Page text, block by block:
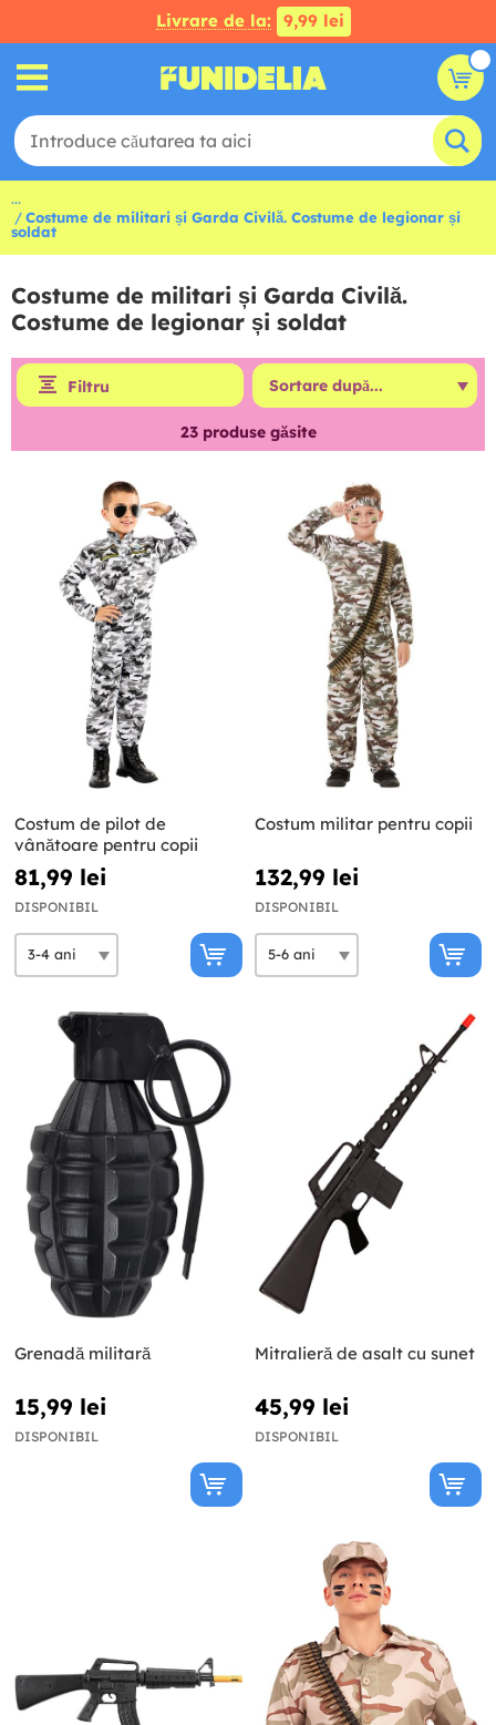
Livrare de la: 9,99 lei
...
Costume de militari și Garda Civilă. Costume de legionar și
soldat
Costume de militari și Garda Civilă.
Costume de legionar și soldat
Filtru
23produse găsite
Costum de pilot de
vânătoare pentru copii
81,99 lei
DISPONIBIL
Costum militar pentru copii
132,99 lei
DISPONIBIL
Grenadă militară
15,99 lei
DISPONIBIL
Mitralieră de asalt cu sunet
45,99 lei
DISPONIBIL